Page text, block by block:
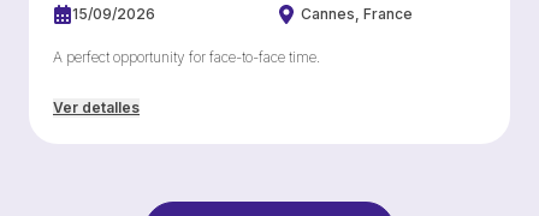
15/09/2026 Cannes France
A perfect opportunity for face-to-face time.
Ver detalles